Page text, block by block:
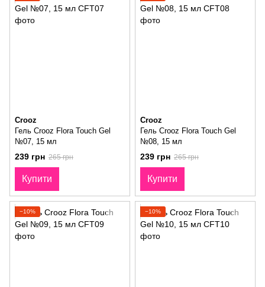
Crooz
Гель Crooz Flora Touch Gel
№07, 15 мл
239 грн 265 грн
Купити
Crooz
Гель Crooz Flora Touch Gel
№08, 15 мл
239 грн 265 грн
Купити
−10% −10%